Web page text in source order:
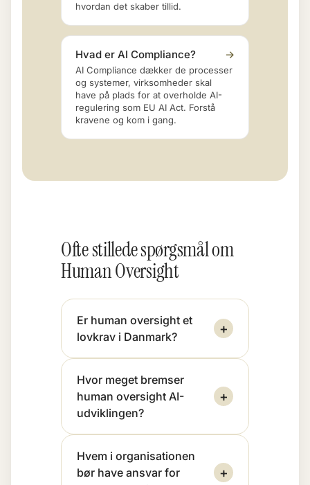
hvordan det skaber tillid.
Hvad er AI Compliance? →
AI Compliance dækker de processer
og systemer, virksomheder skal
have på plads for at overholde AI-
regulering som EU AI Act. Forstå
kravene og kom i gang.
Ofte stillede spørgsmål om
Human Oversight
Er human oversight et
lovkrav i Danmark?
+
Hvor meget bremser
human oversight AI-
udviklingen?
+
Hvem i organisationen
bør have ansvar for
+